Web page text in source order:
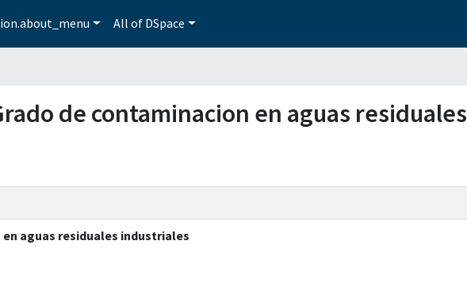
All of DSpace
de contaminacion en aguas
aguas residuales industriales